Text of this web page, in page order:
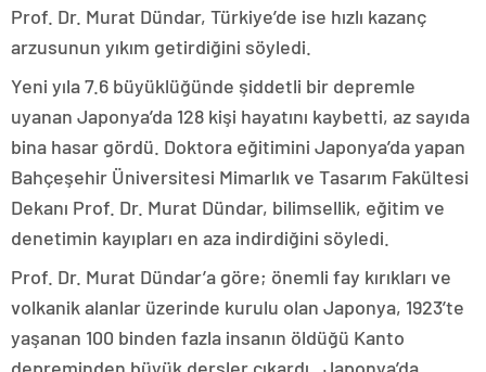
Prof. Dr. Murat Dündar, Türkiye’de ise hızlı kazanç
arzusunun yıkım getirdiğini söyledi.
Yeni yıla 7.6 büyüklüğünde şiddetli bir depremle
uyanan Japonya’da 128 kişi hayatını kaybetti, az sayıda
bina hasar gördü. Doktora eğitimini Japonya’da yapan
Bahçeşehir Üniversitesi Mimarlık ve Tasarım Fakültesi
Dekanı Prof. Dr. Murat Dündar, bilimsellik, eğitim ve
denetimin kayıpları en aza indirdiğini söyledi.
Prof. Dr. Murat Dündar’a göre; önemli fay kırıkları ve
volkanik alanlar üzerinde kurulu olan Japonya, 1923’te
yaşanan 100 binden fazla insanın öldüğü Kanto